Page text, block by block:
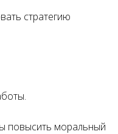
стратегию
повысить моральный